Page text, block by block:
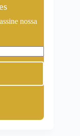
nossa